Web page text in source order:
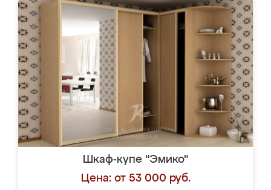
Шкаф-купе "Эмико"
Цена: от 53 000 руб.